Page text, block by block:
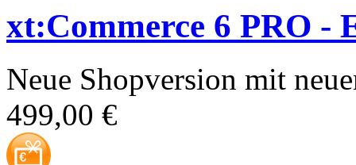
xt:Commerce 6 PRO -
Neue Shopversion mit
499,00 €